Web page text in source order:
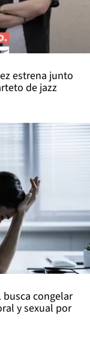
estrena junto
de jazz
busca congelar
y sexual por